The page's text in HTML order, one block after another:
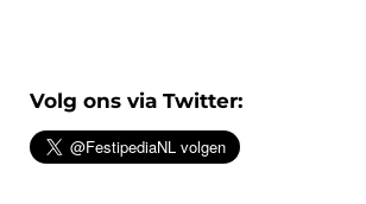
Volg ons via Twitter: